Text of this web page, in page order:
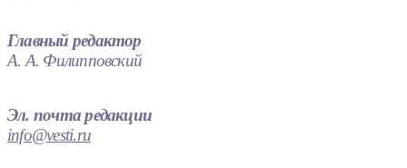
Главный редактор
А. А. Филипповский
Эл. почта редакции
info@vesti.ru